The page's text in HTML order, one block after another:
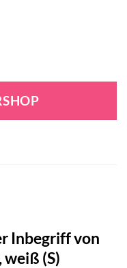
Inbegriff von
(S)